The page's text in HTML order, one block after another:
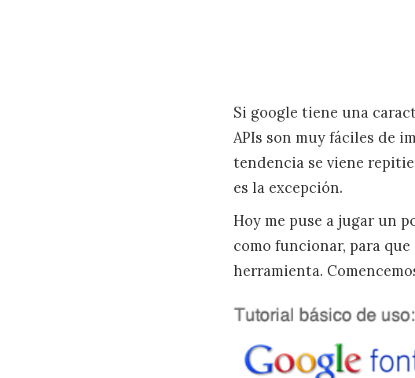
Si google tiene una
APIs son muy fáciles de
tendencia se viene
es la excepción.
Hoy me puse a jugar un
como funcionar, para
herramienta.